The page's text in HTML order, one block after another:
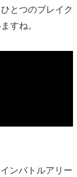
とつのブレイク
すね。
ンバトルアリー